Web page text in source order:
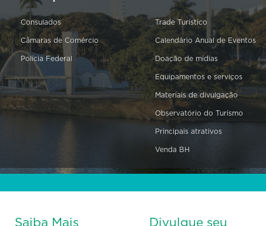
Consulados
Câmaras de Comércio
Polícia Federal
Trade Turístico
Calendário Anual de Eventos
Doação de mídias
Equipamentos e serviços
Materiais de divulgação
Observatório do Turismo
Principais atrativos
Venda BH
Saiba Mais
Divulgue seu